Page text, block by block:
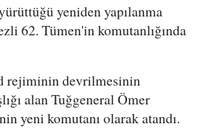
yeniden yapılanma
62. Tümen'in komutanlığında
rejiminin devrilmesinin
alan Tuğgeneral Ömer
yeni komutanı olarak atandı.